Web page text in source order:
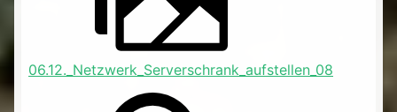
06.12._Netzwerk_Serverschrank_aufstellen_08